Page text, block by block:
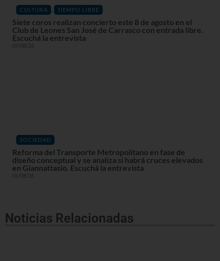
CULTURA , TIEMPO LIBRE
Siete coros realizan concierto este 8 de agosto en el
Club de Leones San José de Carrasco con entrada libre.
Escuchá la entrevista
07/08/26
SOCIEDAD
Reforma del Transporte Metropolitano en fase de
diseño conceptual y se analiza si habrá cruces elevados
en Giannattasio. Escuchá la entrevista
05/08/26
Noticias Relacionadas